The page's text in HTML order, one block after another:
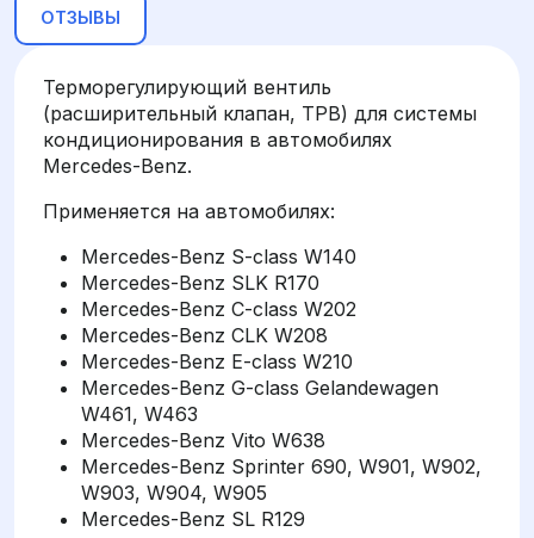
ОТЗЫВЫ
Терморегулирующий вентиль
(расширительный клапан, ТРВ) для системы
кондиционирования в автомобилях
Mercedes-Benz.
Применяется на автомобилях:
Mercedes-Benz S-class W140
Mercedes-Benz SLK R170
Mercedes-Benz C-class W202
Mercedes-Benz CLK W208
Mercedes-Benz E-class W210
Mercedes-Benz G-class Gelandewagen
W461, W463
Mercedes-Benz Vito W638
Mercedes-Benz Sprinter 690, W901, W902,
W903, W904, W905
Mercedes-Benz SL R129